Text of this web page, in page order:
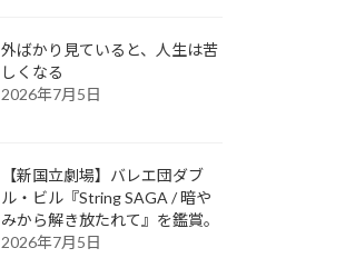
外ばかり見ていると、人生は苦
しくなる
2026年7月5日
【新国立劇場】バレエ団ダブ
ル・ビル『String SAGA / 暗や
みから解き放たれて』を鑑賞。
2026年7月5日